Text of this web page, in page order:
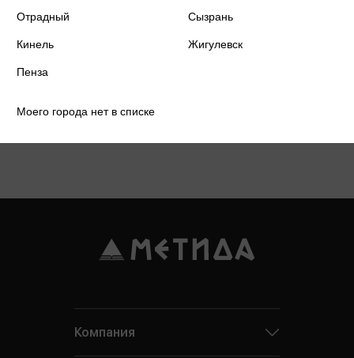
Подробнее о дисконтной карте
Отрадный Сызрань
Кинель Жигулевск
Пенза
Моего города нет в списке
Компания